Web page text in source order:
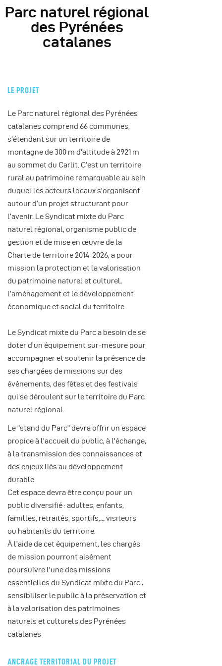
Parc naturel régional
des Pyrénées
catalanes
LE PROJET
Le Parc naturel régional des Pyrénées
catalanes comprend 66 communes,
s’étendant sur un territoire de
montagne de 300 m d’altitude à 2921 m
au sommet du Carlit. C’est un territoire
rural au patrimoine remarquable au sein
duquel les acteurs locaux s’organisent
autour d’un projet structurant pour
l’avenir. Le Syndicat mixte du Parc
naturel régional, organisme public de
gestion et de mise en œuvre de la
Charte de territoire 2014-2026, a pour
mission la protection et la valorisation
du patrimoine naturel et culturel,
l’aménagement et le développement
économique et social du territoire.
Le Syndicat mixte du Parc a besoin de se
doter d'un équipement sur-mesure pour
accompagner et soutenir la présence de
ses chargées de missions sur des
événements, des fêtes et des festivals
qui se déroulent sur le territoire du Parc
naturel régional.
Le "stand du Parc" devra offrir un espace
propice à l'accueil du public, à l'échange,
à la transmission des connaissances et
des enjeux liés au développement
durable.
Cet espace devra être conçu pour un
public diversifié : adultes, enfants,
familles, retraités, sportifs,... visiteurs
ou habitants du territoire.
À l'aide de cet équipement, les chargés
de mission pourront aisément
poursuivre l'une des missions
essentielles du Syndicat mixte du Parc :
sensibiliser le public à la préservation et
à la valorisation des patrimoines
naturels et culturels des Pyrénées
catalanes
ANCRAGE TERRITORIAL DU PROJET